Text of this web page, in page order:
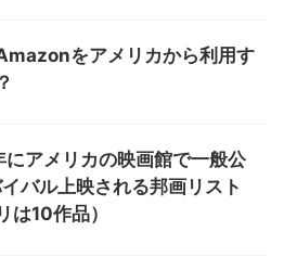
をアメリカから利用す
アメリカの映画館で一般公
バル上映される邦画リスト
は10作品）